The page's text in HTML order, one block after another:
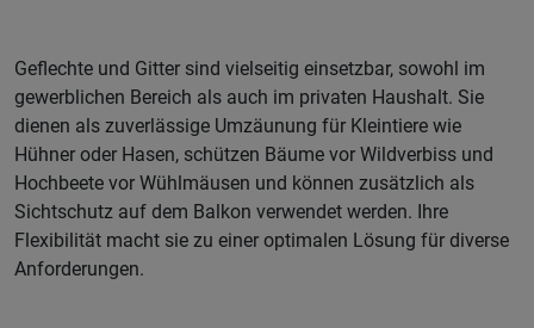
Geflechte und Gitter sind vielseitig einsetzbar, sowohl im
gewerblichen Bereich als auch im privaten Haushalt. Sie
dienen als zuverlässige Umzäunung für Kleintiere wie
Hühner oder Hasen, schützen Bäume vor Wildverbiss und
Hochbeete vor Wühlmäusen und können zusätzlich als
Sichtschutz auf dem Balkon verwendet werden. Ihre
Flexibilität macht sie zu einer optimalen Lösung für diverse
Anforderungen.